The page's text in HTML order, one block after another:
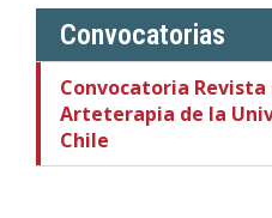
Convocatorias
Convocatoria Revista
Arteterapia de la
Chile